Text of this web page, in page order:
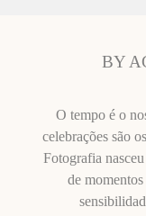
BY
O tempo é o
celebrações são
Fotografia
de